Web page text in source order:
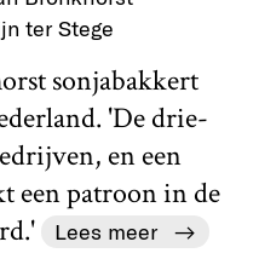
ter Stege
sonjabakkert
'De drie-
en een
een patroon in de
Lees meer